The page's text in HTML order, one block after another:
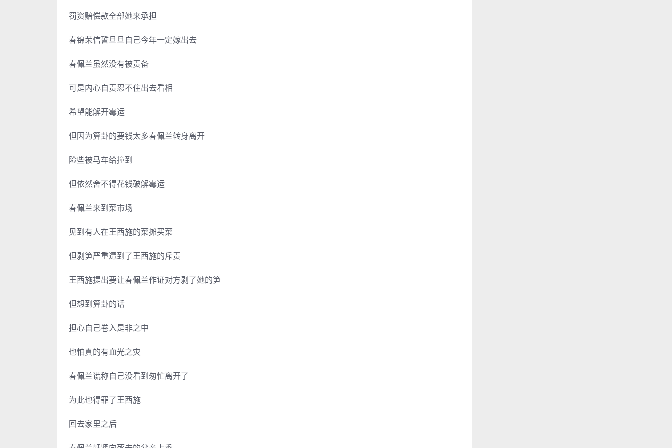
罚资赔偿款全部她来承担
春锦荣信誓旦旦自己今年一定嫁出去
春佩兰虽然没有被责备
可是内心自责忍不住出去看相
希望能解开霉运
但因为算卦的要钱太多春佩兰转身离开
险些被马车给撞到
但依然舍不得花钱破解霉运
春佩兰来到菜市场
见到有人在王西施的菜摊买菜
但剥笋严重遭到了王西施的斥责
王西施提出要让春佩兰作证对方剥了她的笋
但想到算卦的话
担心自己卷入是非之中
也怕真的有血光之灾
春佩兰谎称自己没看到匆忙离开了
为此也得罪了王西施
回去家里之后